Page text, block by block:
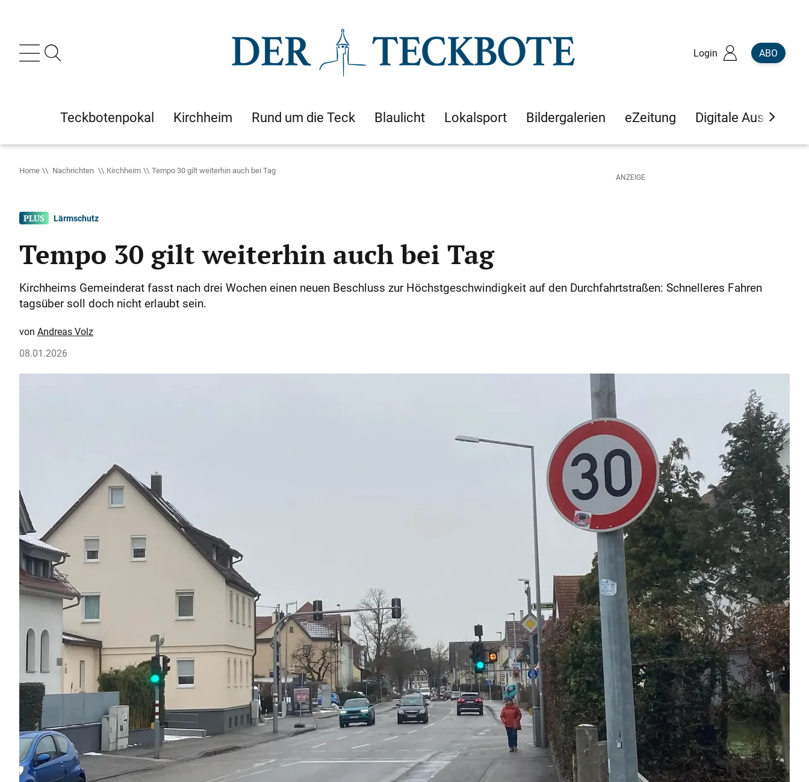
Login ABO
Teckbotenpokal Kirchheim Rund um die Teck Blaulicht Lokalsport Bildergalerien eZeitung Digitale Ausgaben
Home Nachrichten Kirchheim Tempo 30 gilt weiterhin auch bei Tag
Lärmschutz
Tempo 30 gilt weiterhin auch bei Tag
Kirchheims Gemeinderat fasst nach drei Wochen einen neuen Beschluss zur Höchstgeschwindigkeit auf den Durchfahrtstraßen: Schnelleres Fahren
tagsüber soll doch nicht erlaubt sein.
Andreas Volz
08.01.2026